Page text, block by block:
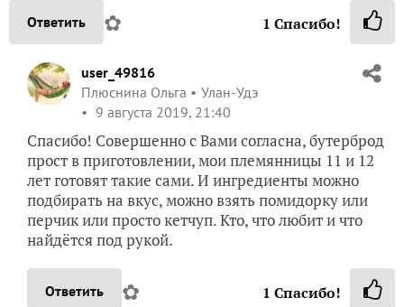
Ответить ✿ 1 Спасибо!
user_49816
Плюснина Ольга
Улан-Удэ
9 августа 2019, 21:40
Спасибо! Совершенно с Вами согласна, бутерброд
прост в приготовлении, мои племянницы 11 и 12
лет готовят такие сами. И ингредиенты можно
подбирать на вкус, можно взять помидорку или
перчик или просто кетчуп. Кто, что любит и что
найдётся под рукой.
Ответить ✿ 1 Спасибо!